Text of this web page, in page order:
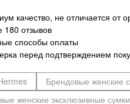
качество, не отличается от
180 отзывов
способы оплаты
перед подтверждением
Брендовые женские
женские эксклюзивные сумки